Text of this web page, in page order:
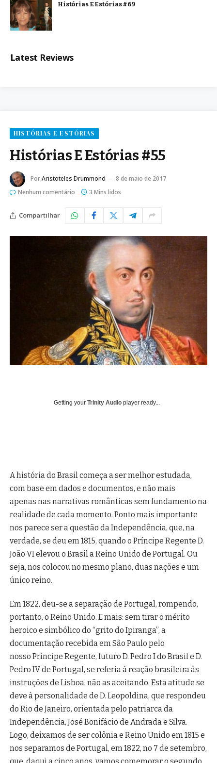
Histórias E Estórias #69
Latest Reviews
HISTÓRIAS E ESTÓRIAS
Histórias E Estórias #55
PorAristoteles Drummond
8 de maio de 2017
Nenhum comentário
3 Mins lidos
Compartilhar
Getting your Trinity Audio player ready...
A história do Brasil começa a ser melhor estudada,
com base em dados e documentos, e não mais
apenas nas narrativas românticas sem fundamento na
realidade de cada momento. Ponto mais importante
nos parece ser a questão da Independência, que, na
verdade, se deu em 1815, quando o Príncipe Regente D.
João VI elevou o Brasil a Reino Unido de Portugal. Ou
seja, nos colocou no mesmo plano, duas nações e um
único reino.
Em 1822, deu-se a separação de Portugal, rompendo,
portanto, o Reino Unido. E mais: sem tirar o mérito
heroico e simbólico do “grito do Ipiranga”, a
documentação recebida em São Paulo pelo
nosso Príncipe Regente, futuro D. Pedro I do Brasil e D.
Pedro IV de Portugal, se referia à reação brasileira às
instruções de Lisboa, não as aceitando. Esta atitude se
deve à personalidade de D. Leopoldina, que respondeu
do Rio de Janeiro, orientada pelo patriarca da
Independência, José Bonifácio de Andrada e Silva.
Logo, deixamos de ser colônia e Reino Unido em 1815 e
nos separamos de Portugal, em 1822, no 7 de setembro,